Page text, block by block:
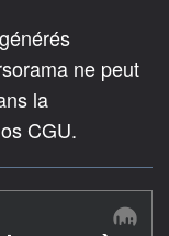
ne peut
la
CGU.